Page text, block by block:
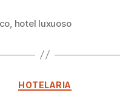
hotel luxuoso
HOTELARIA